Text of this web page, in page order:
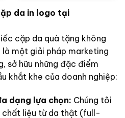
da in logo tại
cặp da quà tặng không
một giải pháp marketing
sở hữu những đặc điểm
khắt khe của doanh nghiệp:
dạng lựa chọn: Chúng tôi
chất liệu từ da thật (full-